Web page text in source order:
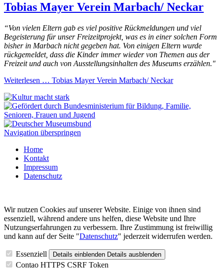
Tobias Mayer Verein Marbach/ Neckar
“Von vielen Eltern gab es viel positive Rückmeldungen und viel
Begeisterung für unser Freizeitprojekt, was es in einer solchen Form
bisher in Marbach nicht gegeben hat. Von einigen Eltern wurde
rückgemeldet, dass die Kinder immer wieder von Themen aus der
Freizeit und auch von Ausstellungsinhalten des Museums erzählen."
Weiterlesen … Tobias Mayer Verein Marbach/ Neckar
Navigation überspringen
Home
Kontakt
Impressum
Datenschutz
Wir nutzen Cookies auf unserer Website. Einige von ihnen sind
essenziell, während andere uns helfen, diese Website und Ihre
Nutzungserfahrungen zu verbessern. Ihre Zustimmung ist freiwillig
und kann auf der Seite "Datenschutz" jederzeit widerrufen werden.
Essenziell Details einblenden Details ausblenden
Contao HTTPS CSRF Token